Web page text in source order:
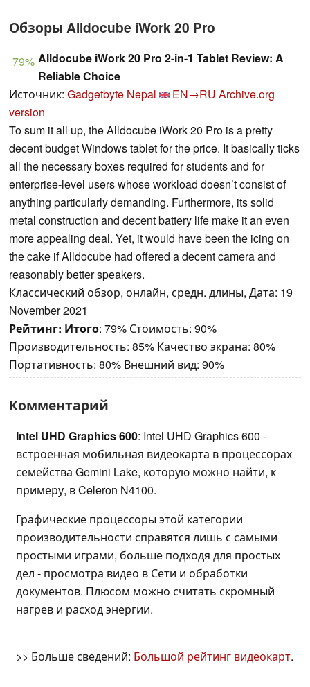
Обзоры Alldocube iWork 20 Pro
79% Alldocube iWork 20 Pro 2-in-1 Tablet Review: A
Reliable Choice
Источник: Gadgetbyte Nepal EN→RU Archive.org
version
To sum it all up, the Alldocube iWork 20 Pro is a pretty
decent budget Windows tablet for the price. It basically ticks
all the necessary boxes required for students and for
enterprise-level users whose workload doesn’t consist of
anything particularly demanding. Furthermore, its solid
metal construction and decent battery life make it an even
more appealing deal. Yet, it would have been the icing on
the cake if Alldocube had offered a decent camera and
reasonably better speakers.
Классический обзор, онлайн, средн. длины, Дата: 19
November 2021
Рейтинг: Итого: 79% Стоимость: 90%
Производительность: 85% Качество экрана: 80%
Портативность: 80% Внешний вид: 90%
Комментарий
Intel UHD Graphics 600: Intel UHD Graphics 600 -
встроенная мобильная видеокарта в процессорах
семейства Gemini Lake, которую можно найти, к
примеру, в Celeron N4100.
Графические процессоры этой категории
производительности справятся лишь с самыми
простыми играми, больше подходя для простых
дел - просмотра видео в Сети и обработки
документов. Плюсом можно считать скромный
нагрев и расход энергии.
>> Больше сведений: Большой рейтинг видеокарт.